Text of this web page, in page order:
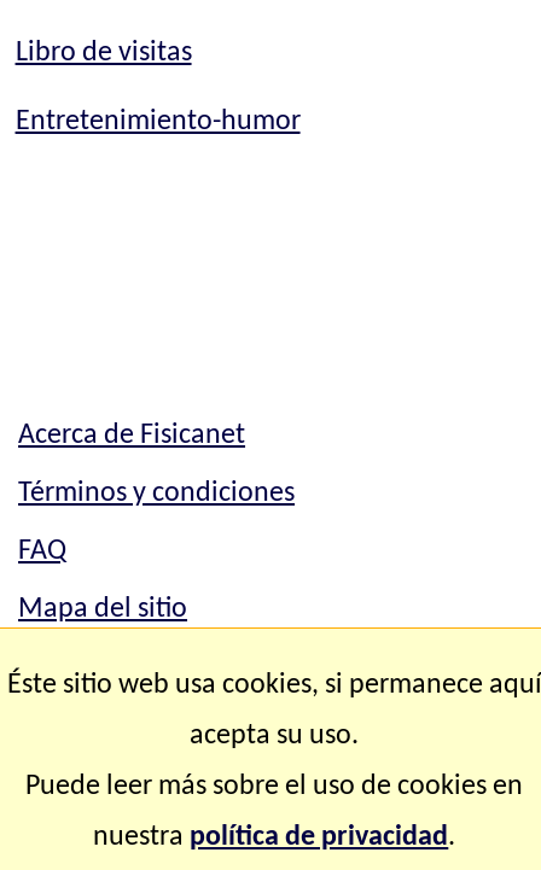
Libro de visitas
Entretenimiento-humor
Acerca de Fisicanet
Términos y condiciones
FAQ
Mapa del sitio
Mapa del sitio
Éste sitio web usa cookies, si permanece aquí
acepta su uso.
Puede leer más sobre el uso de cookies en
nuestra política de privacidad.